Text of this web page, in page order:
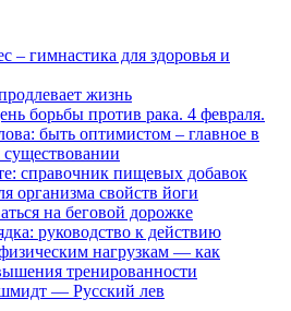
– гимнастика для здоровья и
жизнь
борьбы против рака. 4 февраля.
быть оптимистом – главное в
существовании
справочник пищевых добавок
организма свойств йоги
на беговой дорожке
руководство к действию
нагрузкам — как
тренированности
— Русский лев